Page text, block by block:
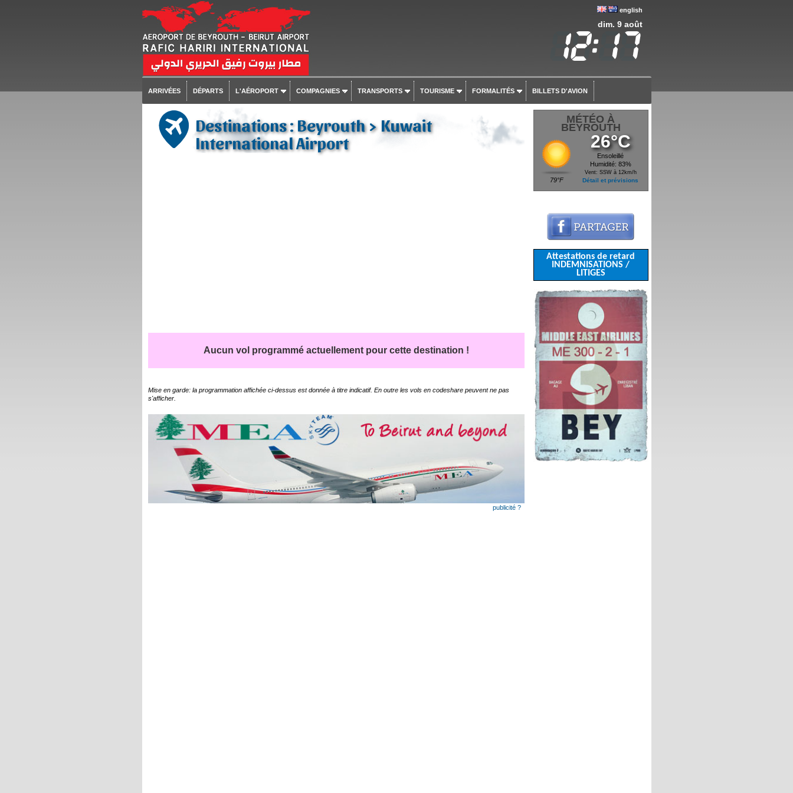
english
dim. 9 août
ARRIVÉES DÉPARTS L'AÉROPORT COMPAGNIES TRANSPORTS TOURISME FORMALITÉS BILLETS D'AVION
Destinations : Beyrouth > Kuwait
International Airport
Aucun vol programmé actuellement pour cette destination !
Mise en garde: la programmation affichée ci-dessus est donnée à titre indicatif. En outre les vols en codeshare peuvent ne pas
s'afficher.
publicité ?
MÉTÉO À
BEYROUTH
79°F
26°C
Ensoleillé
Humidité: 83%
Vent: SSW à 12km/h
Détail et prévisions
Attestations de retard
INDEMNISATIONS /
LITIGES